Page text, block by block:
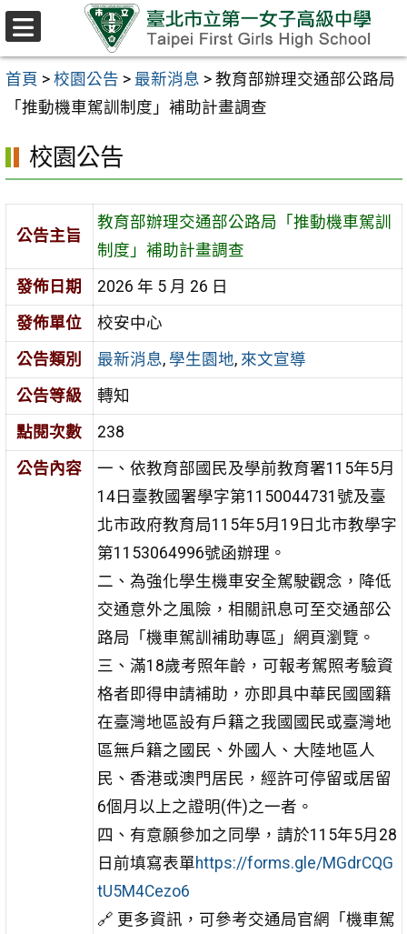
跳至主要內容區
首頁 > 校園公告 > 最新消息 > 教育部辦理交通部公路局
「推動機車駕訓制度」補助計畫調查
校園公告
公告主旨
教育部辦理交通部公路局「推動機車駕訓
制度」補助計畫調查
發佈日期
2026 年 5 月 26 日
發佈單位
校安中心
公告類別
最新消息, 學生園地, 來文宣導
公告等級
轉知
點閱次數
238
公告內容
一、依教育部國民及學前教育署115年5月
14日臺教國署學字第1150044731號及臺
北市政府教育局115年5月19日北市教學字
第1153064996號函辦理。
二、為強化學生機車安全駕駛觀念，降低
交通意外之風險，相關訊息可至交通部公
路局「機車駕訓補助專區」網頁瀏覽。
三、滿18歲考照年齡，可報考駕照考驗資
格者即得申請補助，亦即具中華民國國籍
在臺灣地區設有戶籍之我國國民或臺灣地
區無戶籍之國民、外國人、大陸地區人
民、香港或澳門居民，經許可停留或居留
6個月以上之證明(件)之一者。
四、有意願參加之同學，請於115年5月28
日前填寫表單https://forms.gle/MGdrCQG
tU5M4Cezo6
🔗 更多資訊，可參考交通局官網「機車駕
選
單